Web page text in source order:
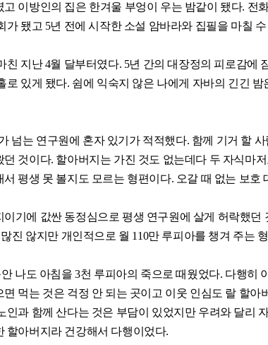
고 이방인의 집은 한겨울 부엉이 우는 밤같이 됐다. 전
가 됐고 5년 전에 시작한 소설 암바라와 집필을 마칠
친 지난 4월 달부터였다. 5년 간의 대장정의 피로감에
로 있게 됐다. 쉼에 익숙지 않은 나에게 자바의 긴긴
넘는 연구원에 혼자 있기가 적적했다. 함께 기거 할
던 것이다. 할아버지는 가진 것도 없는데다 두 자식마
서 평생 못 볼지도 모르는 형편이다. 오갈 때 없는 보호
이기에 값싼 동정심으로 평생 연구원에 살게 허락했던
진 않지만 개인적으로 월 110만 루피아를 챙겨 주는
나도 아침을 3천 루피아의 죽으로 때웠었다. 다행히
면 먹는 것은 걱정 안 되는 곳이고 이웃 인심도 랄 할아
인과 함께 산다는 것은 부담이 있었지만 우려와 달리
할아버지라 건강해서 다행이었다.